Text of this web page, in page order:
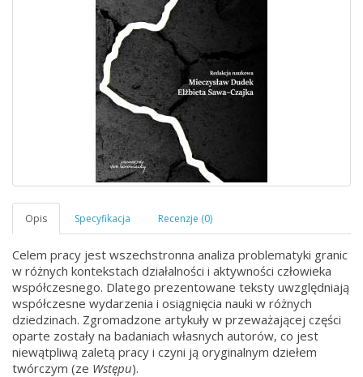
Celem pracy jest wszechstronna analiza problematyki granic
w różnych kontekstach działalności i aktywności człowieka
współczesnego. Dlatego prezentowane teksty uwzględniają
współczesne wydarzenia i osiągnięcia nauki w różnych
dziedzinach. Zgromadzone artykuły w przeważającej części
oparte zostały na badaniach własnych autorów, co jest
niewątpliwą zaletą pracy i czyni ją oryginalnym dziełem
twórczym (ze Wstępu).